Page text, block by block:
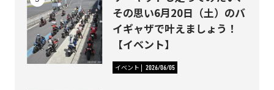
その思い6月20日（土）のバ
イギャザで叶えましょう！
【イベント】
イベント 2026/06/05